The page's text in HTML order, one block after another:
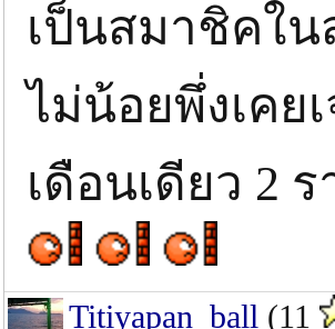
เป็นสมาชิคใน
ไม่น้อยพึ่งเคย
เดือนเดียว 2
Titiyapan_ball (11